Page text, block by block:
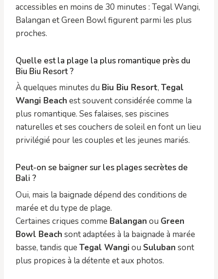
accessibles en moins de 30 minutes : Tegal Wangi,
Balangan et Green Bowl figurent parmi les plus
proches.
Quelle est la plage la plus romantique près du
Biu Biu Resort ?
À quelques minutes du Biu Biu Resort, Tegal
Wangi Beach est souvent considérée comme la
plus romantique. Ses falaises, ses piscines
naturelles et ses couchers de soleil en font un lieu
privilégié pour les couples et les jeunes mariés.
Peut-on se baigner sur les plages secrètes de
Bali ?
Oui, mais la baignade dépend des conditions de
marée et du type de plage.
Certaines criques comme Balangan ou Green
Bowl Beach sont adaptées à la baignade à marée
basse, tandis que Tegal Wangiou Suluban sont
plus propices à la détente et aux photos.